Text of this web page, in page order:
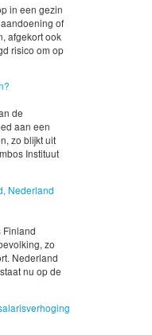
in een gezin
of
afgekort ook
risico om op
de
aan een
zo blijkt uit
Instituut
Nederland
Finland
zo
Nederland
nu op de